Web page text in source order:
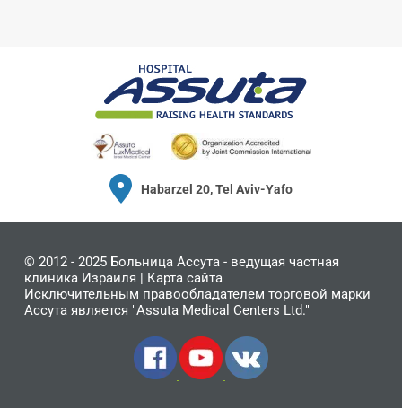
Habarzel 20, Tel Aviv-Yafo
© 2012 - 2025 Больница Ассута- ведущая частная
клиника Израиля | Карта сайта
Исключительным правообладателем торговой марки
Ассута является "Assuta Medical Centers Ltd."